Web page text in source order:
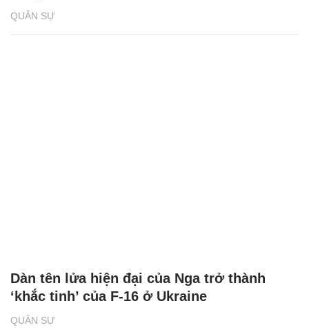
QUÂN SỰ
QUÂN SỰ
Dàn tên lửa hiện đại của Nga trở thành
‘khắc tinh’ của F-16 ở Ukraine